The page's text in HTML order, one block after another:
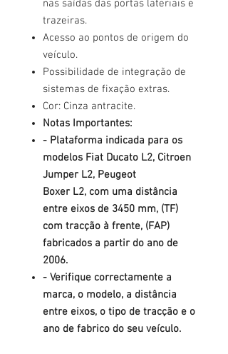
nas saídas das portas lateriais e
trazeiras.
Acesso ao pontos de origem do
veículo.
Possibilidade de integração de
sistemas de fixação extras.
Cor: Cinza antracite.
Notas Importantes:
- Plataforma indicada para os
modelos Fiat Ducato L2, Citroen
Jumper L2, Peugeot
Boxer L2, com uma distância
entre eixos de 3450 mm, (TF)
com tracção à frente, (FAP)
fabricados a partir do ano de
2006.
- Verifique correctamente a
marca, o modelo, a distância
entre eixos, o tipo de tracção e o
ano de fabrico do seu veículo.